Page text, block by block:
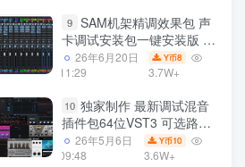
9 SAM机架精调效果包 声
卡调试安装包一键安装版 带
插件包预设效果文件
26年6月20日
11:29
Y币8
3.7W+
10 独家制作 最新调试混音
插件包64位VST3 可选路径
一键安装550个效果器合集
v3.0 WiN 支持定制
26年5月6日
09:48
Y币10
3.6W+